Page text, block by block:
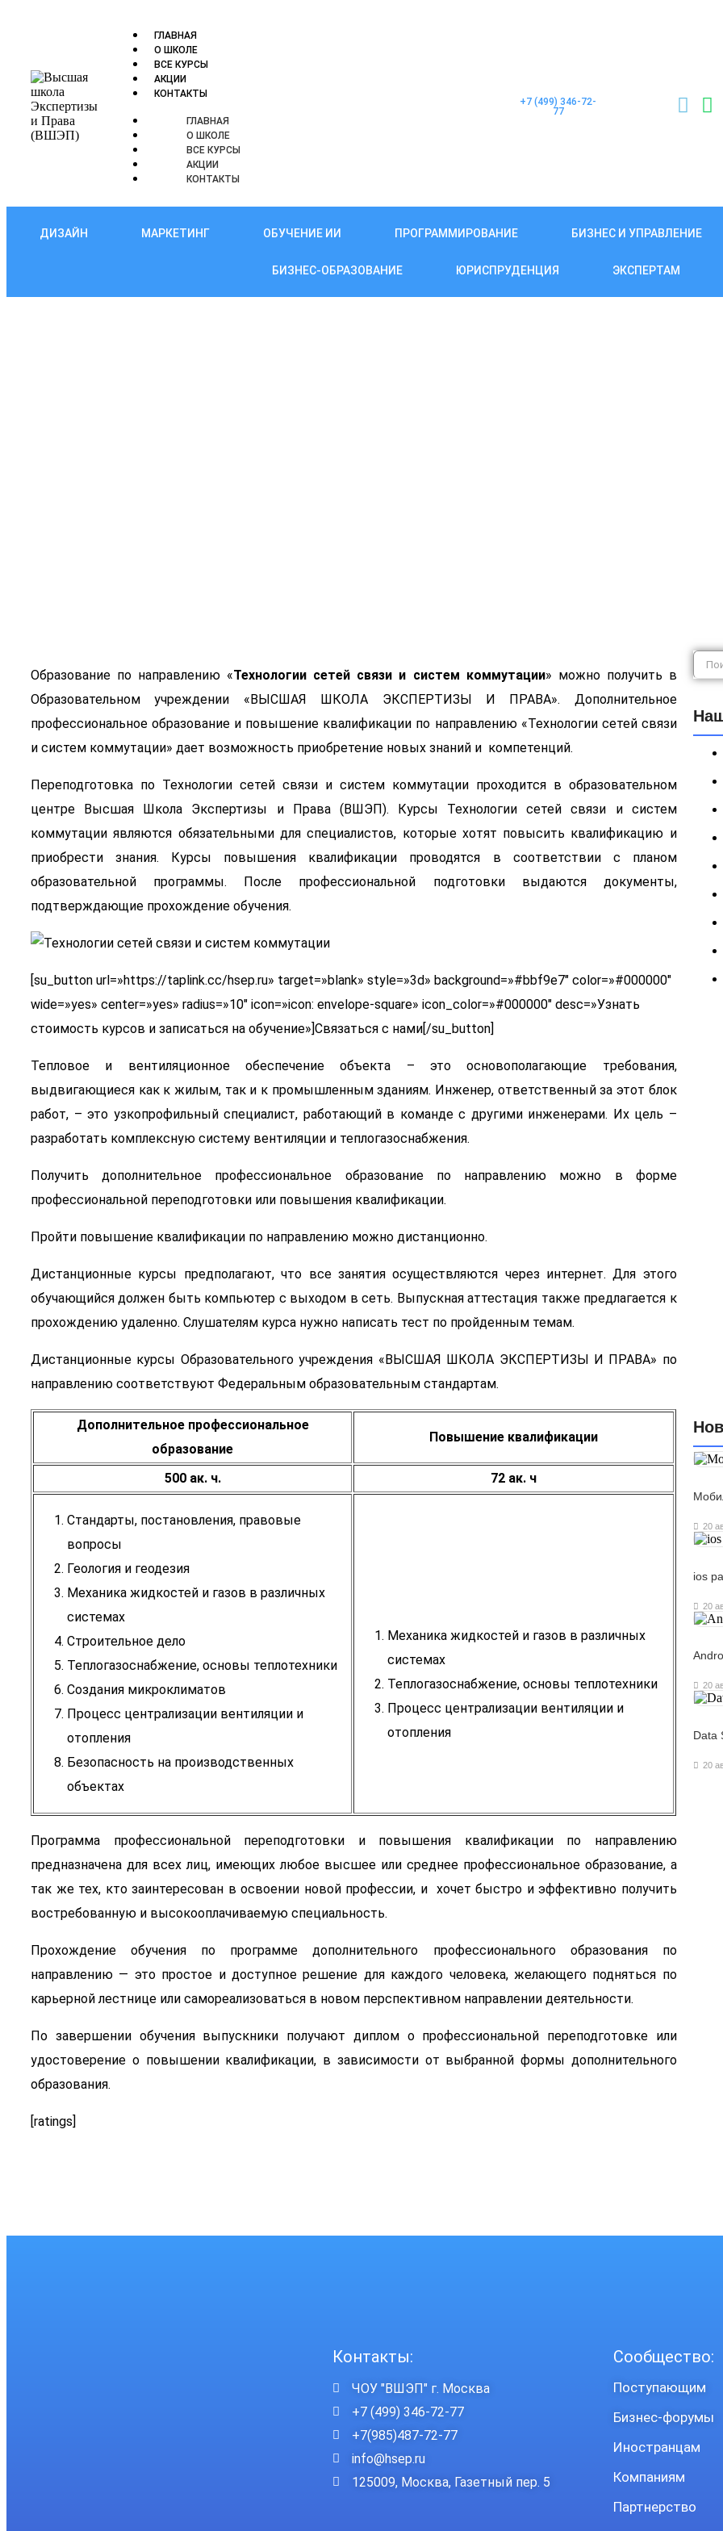
ГЛАВНАЯ
О ШКОЛЕ
ВСЕ КУРСЫ
АКЦИИ
КОНТАКТЫ
ГЛАВНАЯ
О ШКОЛЕ
ВСЕ КУРСЫ
АКЦИИ
КОНТАКТЫ
+7 (499) 346-72-
77
ДИЗАЙН МАРКЕТИНГ ОБУЧЕНИЕ ИИ ПРОГРАММИРОВАНИЕ БИЗНЕС И УПРАВЛЕНИЕ
БИЗНЕС-ОБРАЗОВАНИЕ ЮРИСПРУДЕНЦИЯ ЭКСПЕРТАМ
Образование по направлению «Технологии сетей связи и систем коммутации» можно получить в
Образовательном учреждении «ВЫСШАЯ ШКОЛА ЭКСПЕРТИЗЫ И ПРАВА». Дополнительное
профессиональное образование и повышение квалификации по направлению «Технологии сетей связи
и систем коммутации» дает возможность приобретение новых знаний и компетенций.
Переподготовка по Технологии сетей связи и систем коммутации проходится в образовательном
центре Высшая Школа Экспертизы и Права (ВШЭП). Курсы Технологии сетей связи и систем
коммутации являются обязательными для специалистов, которые хотят повысить квалификацию и
приобрести знания. Курсы повышения квалификации проводятся в соответствии с планом
образовательной программы. После профессиональной подготовки выдаются документы,
подтверждающие прохождение обучения.
[su_button url=»https://taplink.cc/hsep.ru» target=»blank» style=»3d» background=»#bbf9e7″ color=»#000000″
wide=»yes» center=»yes» radius=»10″ icon=»icon: envelope-square» icon_color=»#000000″ desc=»Узнать
стоимость курсов и записаться на обучение»]Связаться с нами[/su_button]
Тепловое и вентиляционное обеспечение объекта – это основополагающие требования,
выдвигающиеся как к жилым, так и к промышленным зданиям. Инженер, ответственный за этот блок
работ, – это узкопрофильный специалист, работающий в команде с другими инженерами. Их цель –
разработать комплексную систему вентиляции и теплогазоснабжения.
Получить дополнительное профессиональное образование по направлению можно в форме
профессиональной переподготовки или повышения квалификации.
Пройти повышение квалификации по направлению можно дистанционно.
Дистанционные курсы предполагают, что все занятия осуществляются через интернет. Для этого
обучающийся должен быть компьютер с выходом в сеть. Выпускная аттестация также предлагается к
прохождению удаленно. Слушателям курса нужно написать тест по пройденным темам.
Дистанционные курсы Образовательного учреждения «ВЫСШАЯ ШКОЛА ЭКСПЕРТИЗЫ И ПРАВА» по
направлению соответствуют Федеральным образовательным стандартам.
Дополнительное профессиональное
образование
Повышение квалификации
500 ак. ч. 72 ак. ч
Стандарты, постановления, правовые
вопросы
Геология и геодезия
Механика жидкостей и газов в различных
системах
Строительное дело
Теплогазоснабжение, основы теплотехники
Создания микроклиматов
Процесс централизации вентиляции и
отопления
Безопасность на производственных
объектах
Механика жидкостей и газов в различных
системах
Теплогазоснабжение, основы теплотехники
Процесс централизации вентиляции и
отопления
Программа профессиональной переподготовки и повышения квалификации по направлению
предназначена для всех лиц, имеющих любое высшее или среднее профессиональное образование, а
так же тех, кто заинтересован в освоении новой профессии, и хочет быстро и эффективно получить
востребованную и высокооплачиваемую специальность.
Прохождение обучения по программе дополнительного профессионального образования по
направлению — это простое и доступное решение для каждого человека, желающего подняться по
карьерной лестнице или самореализоваться в новом перспективном направлении деятельности.
По завершении обучения выпускники получают диплом о профессиональной переподготовке или
удостоверение о повышении квалификации, в зависимости от выбранной формы дополнительного
образования.
[ratings]
20
ios
20
20
Data
20
Контакты:
ЧОУ "ВШЭП" г. Москва
+7 (499) 346-72-77
+7(985)487-72-77
info@hsep.ru
125009, Москва, Газетный пер. 5
Сообщество:
Поступающим
Бизнес-форумы
Иностранцам
Компаниям
Партнерство